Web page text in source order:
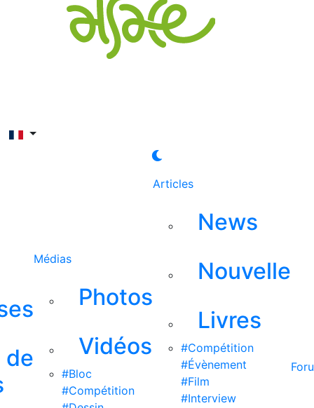
de
Médias
Photos
Vidéos
#Bloc
#Compétition
Articles
News
Nouvelle
Livres
#Compétition
#Évènement
#Film
#Interview